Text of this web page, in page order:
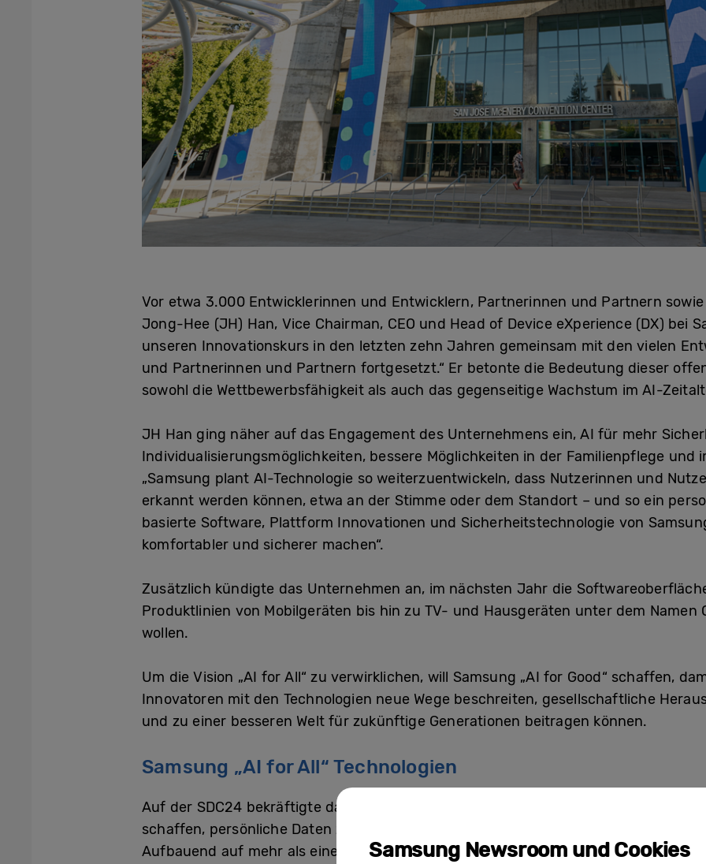
Vor etwa 3.000 Entwicklerinnen und Entwicklern, Partnerinnen und Partnern
Jong-Hee (JH) Han, Vice Chairman, CEO und Head of Device eXperience (DX) bei
unseren Innovationskurs in den letzten zehn Jahren gemeinsam mit den vielen
und Partnerinnen und Partnern fortgesetzt.“ Er betonte die Bedeutung dieser
sowohl die Wettbewerbsfähigkeit als auch das gegenseitige Wachstum im AI-
JH Han ging näher auf das Engagement des Unternehmens ein, AI für mehr
Individualisierungsmöglichkeiten, bessere Möglichkeiten in der Familienpflege und
„Samsung plant AI-Technologie so weiterzuentwickeln, dass Nutzerinnen und
erkannt werden können, etwa an der Stimme oder dem Standort – und so ein
basierte Software, Plattform Innovationen und Sicherheitstechnologie von
komfortabler und sicherer machen“.
Zusätzlich kündigte das Unternehmen an, im nächsten Jahr die
Produktlinien von Mobilgeräten bis hin zu TV- und Hausgeräten unter dem Namen
wollen.
Um die Vision „AI for All“ zu verwirklichen, will Samsung „AI for Good“ schaffen,
Innovatoren mit den Technologien neue Wege beschreiten, gesellschaftliche
und zu einer besseren Welt für zukünftige Generationen beitragen können.
Samsung „AI for All“ Technologien
Auf der SDC24 bekräftigte das Unternehmen, AI nutzen zu wollen, um neue
schaffen, persönliche Daten zu schützen und das tägliche Leben aller
Aufbauend auf mehr als einem Jahrzehnt Investitionen leite „AI for All” die
Samsung Newsroom und Cookies